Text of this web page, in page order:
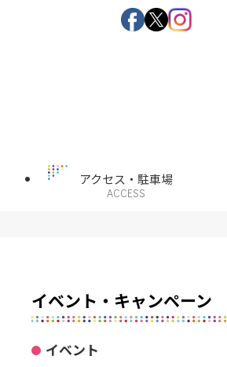
アクセス・駐車場
ACCESS
イベント・キャンペーン
イベント